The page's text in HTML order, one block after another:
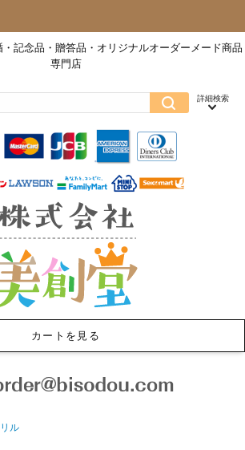
・記念品・贈答品・オリジナルオーダーメード商品
専門店
カートを見る
ル